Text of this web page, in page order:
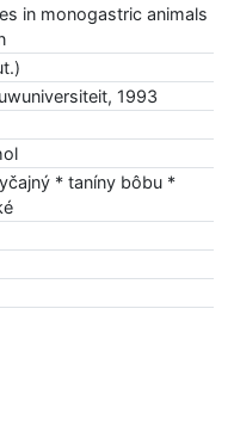
in monogastric animals
1993
* taníny bôbu *